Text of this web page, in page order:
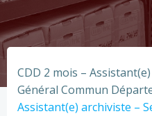
CDD 2 mois –
Général Commun
Assistant(e) archiviste –